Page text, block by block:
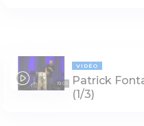
19:03
VIDÉO
Patrick
(1/3)